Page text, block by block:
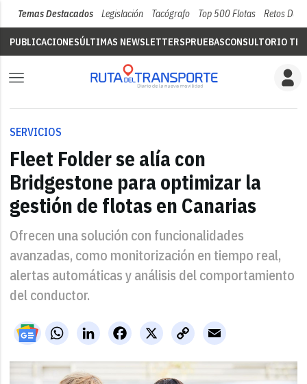
Temas Destacados Legislación Tacógrafo Top 500 Flotas Retos Del
PUBLICACIONESÚLTIMAS NEWSLETTERSPRUEBASCONSULTORIO
SERVICIOS
Fleet Folder se alía con
Bridgestone para optimizar la
gestión de flotas en Canarias
Ofrecen una solución con funcionalidades
avanzadas, como monitorización en tiempo real,
alertas automáticas y análisis del comportamiento
del conductor.
WhatsAppLinkedIn X
Facebook
Copy
Link
Email